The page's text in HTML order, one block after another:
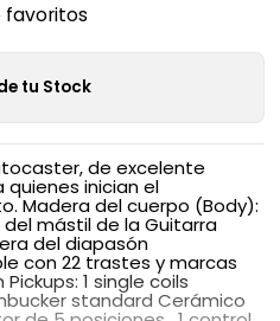
favoritos
tu Stock
de excelente
quienes inician el
Madera del cuerpo (Body):
mástil de la Guitarra
del diapasón
con 22 trastes y marcas
1 single coils
standard Cerámico